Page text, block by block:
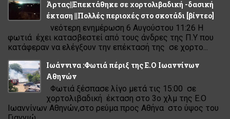
Άρτας||Επεκτάθηκε σε χορτολιβαδική -δασική
έκταση ||Πολλές περιοχές στο σκοτάδι [βίντεο]
νεότερη ενημέρωση 6 Αυγούστου 11:26 Η
φωτιά έχει κατασβεστεί από τους άνδρες της Π.Υ που
κατάφεραν να ελέγξουν την επέκτασή της σε χορτο...
Ιωάννινα :Φωτιά πέριξ της Ε.Ο Ιωαννίνων
Αθηνών
Φωτιά ξέσπασε λίγο μετά τις 15:00 σε
χορτολιβαδική έκταση στο 3ο χλμ της Ε.Ο
Ιωαννίνων Αθηνών,στο ρεύμα προς Αθήνα στο ύψος του